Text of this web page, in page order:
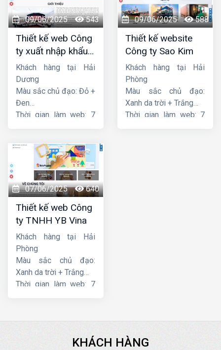
09/06/2025 543
Thiết kế web Công
ty xuất nhập khẩu
Thiên Thuận Phát
Khách hàng tại Hải
Dương
Màu sắc chủ đạo: Đỏ +
Đen
Thời gian làm web: 7
09/06/2025 588
Thiết kế website
Công ty Sao Kim
Khách hàng tại Hải
Phòng
Màu sắc chủ đạo:
Xanh da trời + Trắng
Thời gian làm web: 7
07/06/2025 640
Thiết kế web Công
ty TNHH YB Vina
Khách hàng tại Hải
Phòng
Màu sắc chủ đạo:
Xanh da trời + Trắng
Thời gian làm web: 7
KHÁCH HÀNG